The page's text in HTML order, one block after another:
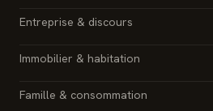
Entreprise & discours
Immobilier & habitation
Famille & consommation